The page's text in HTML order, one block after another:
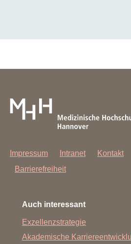
Impressum Intranet Kontakt
Barrierefreiheit
Auch interessant
Exzellenzstrategie
Akademische